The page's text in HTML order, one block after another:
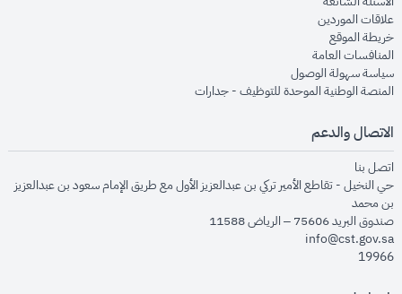
علاقات الموردينopens in new window
خريطة الموقعopens in new window
المنافسات العامةopens in new window
سياسة سهولة الوصولopens in new window
المنصة الوطنية الموحدة للتوظيف - جداراتopens in new window
الاتصال والدعم
اتصل بنا
حي النخيل - تقاطع الأمير تركي بن عبدالعزيز الأول مع طريق الإمام سعود بن عبدالعزيز
بن محمد
صندوق البريد 75606 – الرياض 11588
info@cst.gov.sa
19966